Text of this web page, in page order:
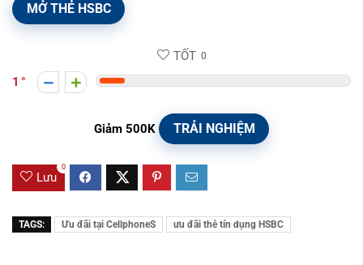
MỞ THẺ HSBC
TỐT 0
1
Giảm 500K TRẢI NGHIỆM
Lưu
0
TAGS: Ưu đãi tại CellphoneS ưu đãi thẻ tín dụng HSBC